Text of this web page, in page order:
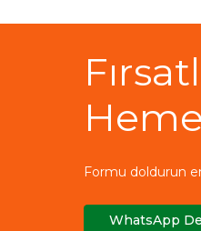
Formu doldurun
WhatsApp